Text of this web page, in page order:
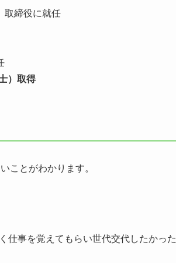
取締役に就任
）取得
ことがわかります。
仕事を覚えてもらい世代交代したかった